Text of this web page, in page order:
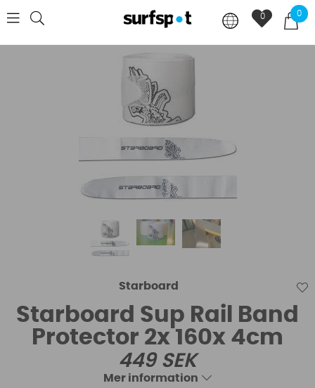
0
0
Starboard
Starboard Sup Rail Band
Protector 2x 160x 4cm
449SEK
Mer information